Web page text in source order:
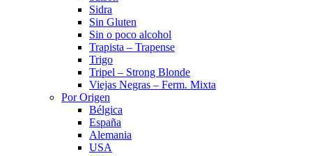
Sidra
Sin Gluten
Sin o poco alcohol
Trapista – Trapense
Trigo
Tripel – Strong Blonde
Viejas Negras – Ferm. Mixta
Por Origen
Bélgica
España
Alemania
USA